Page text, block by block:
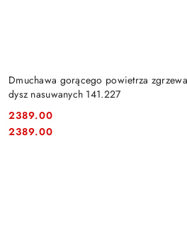
Dmuchawa gorącego powietrza
dysz nasuwanych 141.227
Cena:
2389.00
Cena:
2389.00